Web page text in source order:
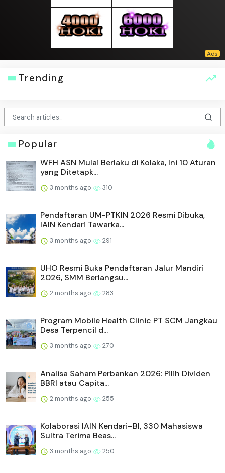
Trending
Popular
WFH ASN Mulai Berlaku di Kolaka, Ini 10 Aturan
yang Ditetapk...
3 months ago 310
Pendaftaran UM-PTKIN 2026 Resmi Dibuka,
IAIN Kendari Tawarka...
3 months ago 291
UHO Resmi Buka Pendaftaran Jalur Mandiri
2026, SMM Berlangsu...
2 months ago 283
Program Mobile Health Clinic PT SCM Jangkau
Desa Terpencil d...
3 months ago 270
Analisa Saham Perbankan 2026: Pilih Dividen
BBRI atau Capita...
2 months ago 255
Kolaborasi IAIN Kendari–BI, 330 Mahasiswa
Sultra Terima Beas...
3 months ago 250